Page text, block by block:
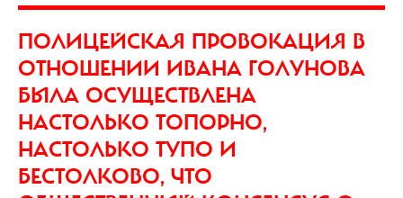
ПОЛИЦЕЙСКАЯ ПРОВОКАЦИЯ В
ОТНОШЕНИИ ИВАНА ГОЛУНОВА
БЫЛА ОСУЩЕСТВЛЕНА
НАСТОЛЬКО ТОПОРНО,
НАСТОЛЬКО ТУПО И
БЕСТОЛКОВО, ЧТО